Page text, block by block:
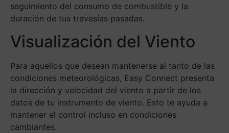
seguimiento del consumo de combustible y la
duración de tus travesías pasadas.
Visualización del Viento
Para aquellos que desean mantenerse al tanto de las
condiciones meteorológicas, Easy Connect presenta
la dirección y velocidad del viento a partir de los
datos de tu instrumento de viento. Esto te ayuda a
mantener el control incluso en condiciones
cambiantes.